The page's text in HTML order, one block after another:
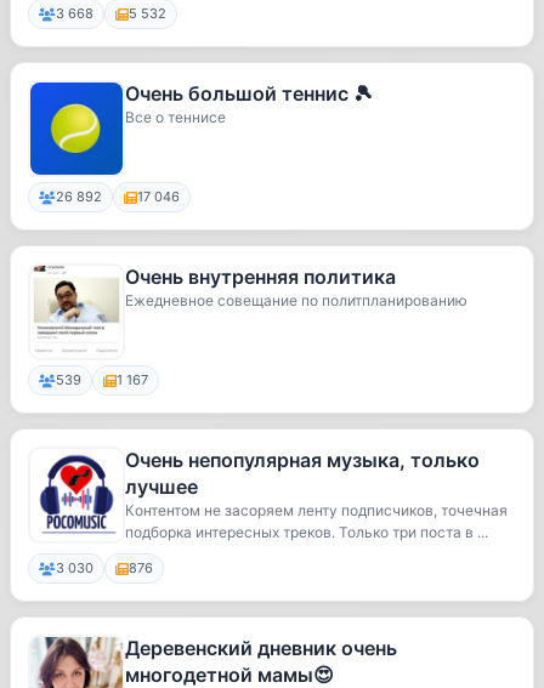
3 668 5 532
Очень большой теннис 🎾
Все о теннисе
26 892 17 046
Очень внутренняя политика
Ежедневное совещание по политпланированию
539 1 167
Очень непопулярная музыка, только
лучшее
Контентом не засоряем ленту подписчиков, точечная
подборка интересных треков. Только три поста в ...
3 030 876
Деревенский дневник очень
многодетной мамы😍